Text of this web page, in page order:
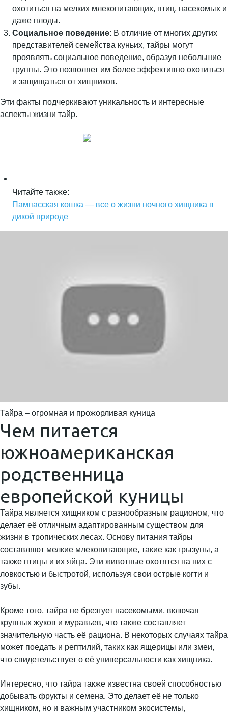
охотиться на мелких млекопитающих, птиц, насекомых и
даже плоды.
Социальное поведение: В отличие от многих других
представителей семейства куньих, тайры могут
проявлять социальное поведение, образуя небольшие
группы. Это позволяет им более эффективно охотиться
и защищаться от хищников.
Эти факты подчеркивают уникальность и интересные
аспекты жизни тайр.
Читайте также:
Пампасская кошка — все о жизни ночного хищника в
дикой природе
Тайра – огромная и прожорливая куница
Чем питается
южноамериканская
родственница
европейской куницы
Тайра является хищником с разнообразным рационом, что
делает её отличным адаптированным существом для
жизни в тропических лесах. Основу питания тайры
составляют мелкие млекопитающие, такие как грызуны, а
также птицы и их яйца. Эти животные охотятся на них с
ловкостью и быстротой, используя свои острые когти и
зубы.
Кроме того, тайра не брезгует насекомыми, включая
крупных жуков и муравьев, что также составляет
значительную часть её рациона. В некоторых случаях тайра
может поедать и рептилий, таких как ящерицы или змеи,
что свидетельствует о её универсальности как хищника.
Интересно, что тайра также известна своей способностью
добывать фрукты и семена. Это делает её не только
хищником, но и важным участником экосистемы,